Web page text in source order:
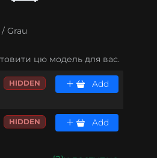
Grau
цю модель для вас.
HIDDEN Add
HIDDEN Add